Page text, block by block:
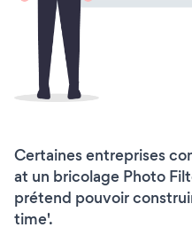
Certaines entreprises
at un bricolage Photo
prétend pouvoir
time'.